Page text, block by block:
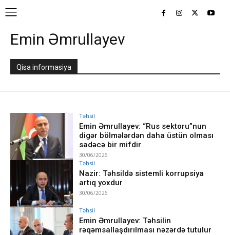
Emin Əmrullayev
Qisa informasiya
Təhsil
Emin Əmrullayev: “Rus sektoru”nun
digər bölmələrdən daha üstün olması
sadəcə bir mifdir
30/06/2026
Təhsil
Nazir: Təhsildə sistemli korrupsiya
artıq yoxdur
30/06/2026
Təhsil
Emin Əmrullayev: Təhsilin
rəqəmsallaşdırılması nəzərdə tutulur